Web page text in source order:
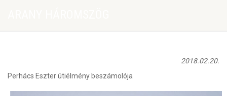
2018.02.20.
Perhács Eszter útiélmény beszámolója